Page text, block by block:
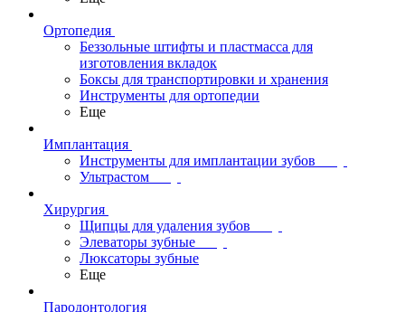
Ортопедия
Беззольные штифты и пластмасса для
изготовления вкладок
Боксы для транспортировки и хранения
Инструменты для ортопедии
Еще
Имплантация
Инструменты для имплантации зубов
Ультрастом
Хирургия
Щипцы для удаления зубов
Элеваторы зубные
Люксаторы зубные
Еще
Пародонтология